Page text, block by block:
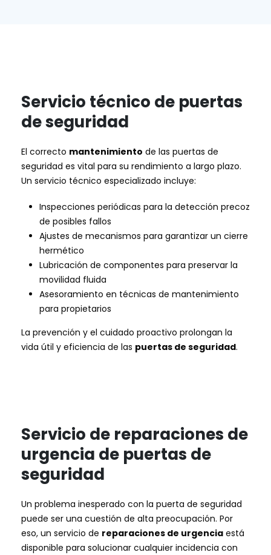
Servicio técnico de puertas
de seguridad
El correcto mantenimiento de las puertas de
seguridad es vital para su rendimiento a largo plazo.
Un servicio técnico especializado incluye:
Inspecciones periódicas para la detección precoz
de posibles fallos
Ajustes de mecanismos para garantizar un cierre
hermético
Lubricación de componentes para preservar la
movilidad fluida
Asesoramiento en técnicas de mantenimiento
para propietarios
La prevención y el cuidado proactivo prolongan la
vida útil y eficiencia de las puertas de seguridad.
Servicio de reparaciones de
urgencia de puertas de
seguridad
Un problema inesperado con la puerta de seguridad
puede ser una cuestión de alta preocupación. Por
eso, un servicio de reparaciones de urgencia está
disponible para solucionar cualquier incidencia con